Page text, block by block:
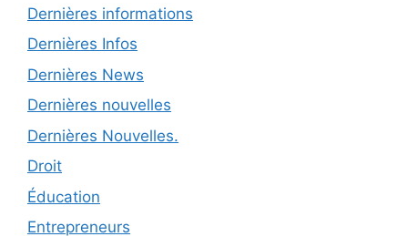
Dernières informations
Dernières Infos
Dernières News
Dernières nouvelles
Dernières Nouvelles.
Droit
Éducation
Entrepreneurs